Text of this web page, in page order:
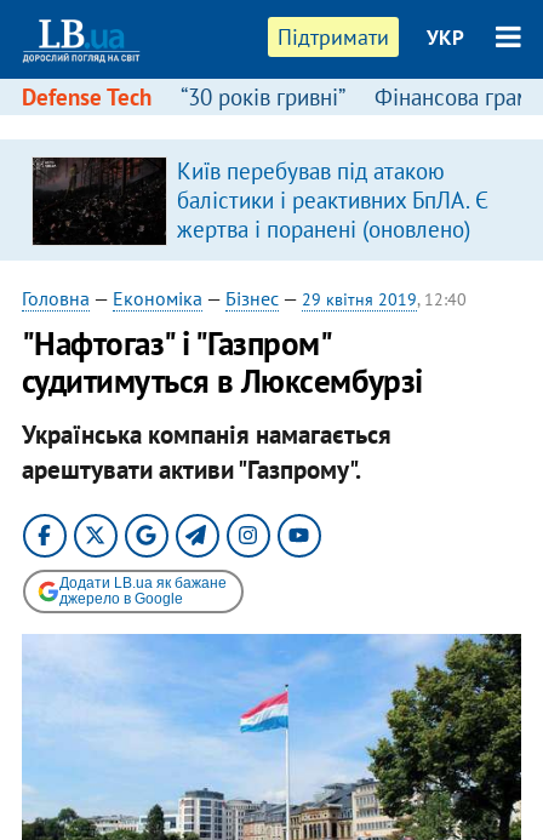
Підтримати УКР
Defense Tech “30 років гривні” Фінансова
Київ перебував під атакою
балістики і реактивних БпЛА. Є
жертва і поранені (оновлено)
Головна — Економіка — Бізнес— 29 квітня 2019, 12:40
"Нафтогаз" і "Газпром"
судитимуться в Люксембурзі
Українська компанія намагається
арештувати активи "Газпрому".
Додати LB.ua як бажане
джерело в Google